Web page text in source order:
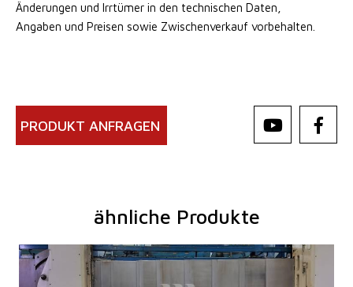
Änderungen und Irrtümer in den technischen Daten,
Angaben und Preisen sowie Zwischenverkauf vorbehalten.
PRODUKT ANFRAGEN
ähnliche Produkte
Baujahr:
2009
Kontrollsystem